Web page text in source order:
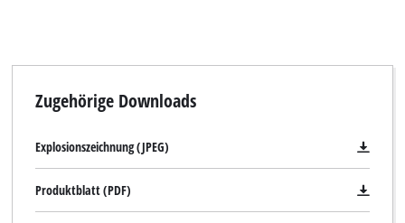
to the list of technologies used.
Powered by
Management Platform
Zugehörige Downloads
Explosionszeichnung (JPEG)
Produktblatt (PDF)